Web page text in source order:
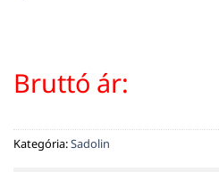
Bruttó ár:
Kategória:Sadolin